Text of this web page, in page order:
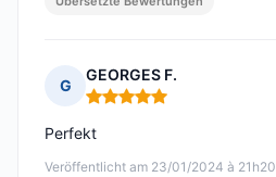
G
GEORGES F.
Hinweis: 5 von 5
Veröffentlicht am 23/01/2024 à 21h20
Perfekt